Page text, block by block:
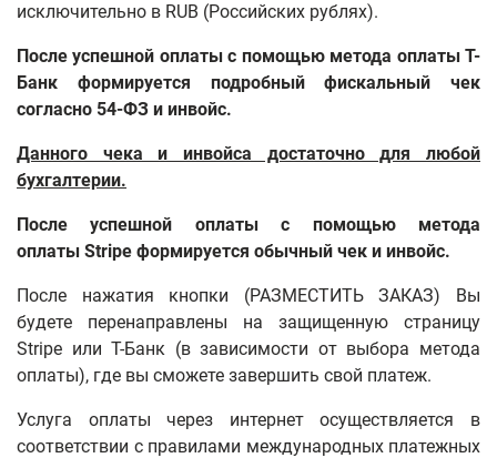
исключительно в RUB (Российских рублях).
После успешной оплаты с помощью метода оплаты T-
Банк формируется подробный фискальный чек
согласно 54-ФЗ и инвойс.
Данного чека и инвойса достаточно для любой
бухгалтерии.
После успешной оплаты с помощью метода
оплаты Stripe формируется обычный чек и инвойс.
После нажатия кнопки (РАЗМЕСТИТЬ ЗАКАЗ) Вы
будете перенаправлены на защищенную страницу
Stripe илиТ-Банк (в зависимости от выбора метода
оплаты), где вы сможете завершить свой платеж.
Услуга оплаты через интернет осуществляется в
соответствии с правилами международных платежных